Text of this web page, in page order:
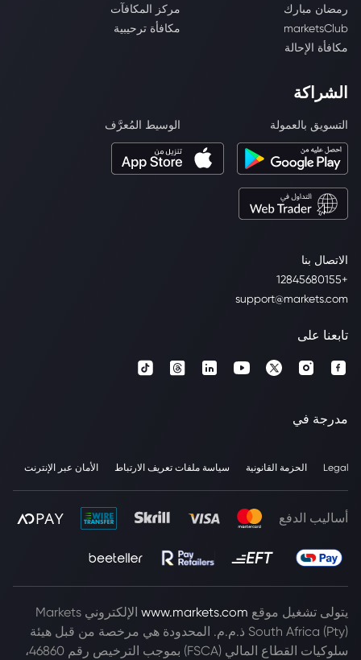
الاتصال بنا
+12845680155
support@markets.com
رمضان مبارك
مركز المكافآت
marketsClub
مكافأة ترحيبية
مكافأة الإحالة
الشراكة
التسويق بالعمولة الوسيط المُعرَّف
تابعنا على
مدرجة في
Legal الحزمة القانونية سياسة ملفات تعريف الارتباط الأمان عبر الإنترنت
أساليب الدفع
يتولى تشغيل موقع www.markets.com
الإلكتروني Markets
South Africa (Pty) ذ.م.م. المحدودة هي مرخصة من قبل هيئة
سلوكيات القطاع المالي (FSCA) بموجب الترخيص رقم 46860،